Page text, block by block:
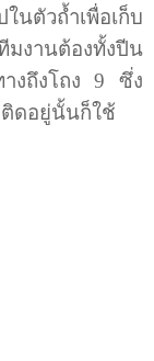
นตัวถ้ำเพื่อเก็บ
งานต้องทั้งปีน
างถึงโถง 9 ซึ่ง
ดอยู่นั้นก็ใช้